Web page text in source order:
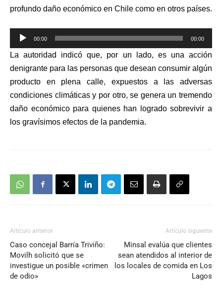
profundo daño económico en Chile como en otros países.
Reproductor
de
audio
00:00 00:00
La autoridad indicó que, por un lado, es una acción
denigrante para las personas que desean consumir algún
producto en plena calle, expuestos a las adversas
condiciones climáticas y por otro, se genera un tremendo
daño económico para quienes han logrado sobrevivir a
los gravísimos efectos de la pandemia.
Artículo anterior
Caso concejal Barría Triviño:
Movilh solicitó que se
investigue un posible «crimen
de odio»
Artículo siguiente
Minsal evalúa que clientes
sean atendidos al interior de
los locales de comida en Los
Lagos